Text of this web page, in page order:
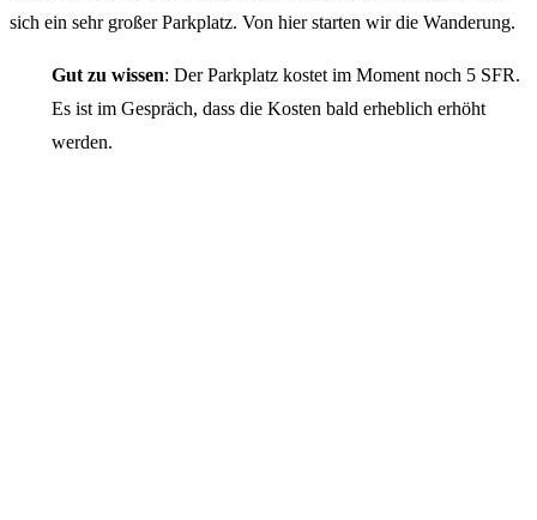
sich ein sehr großer Parkplatz. Von hier starten wir die Wanderung.
Gut zu wissen: Der Parkplatz kostet im Moment noch 5 SFR.
Es ist im Gespräch, dass die Kosten bald erheblich erhöht
werden.